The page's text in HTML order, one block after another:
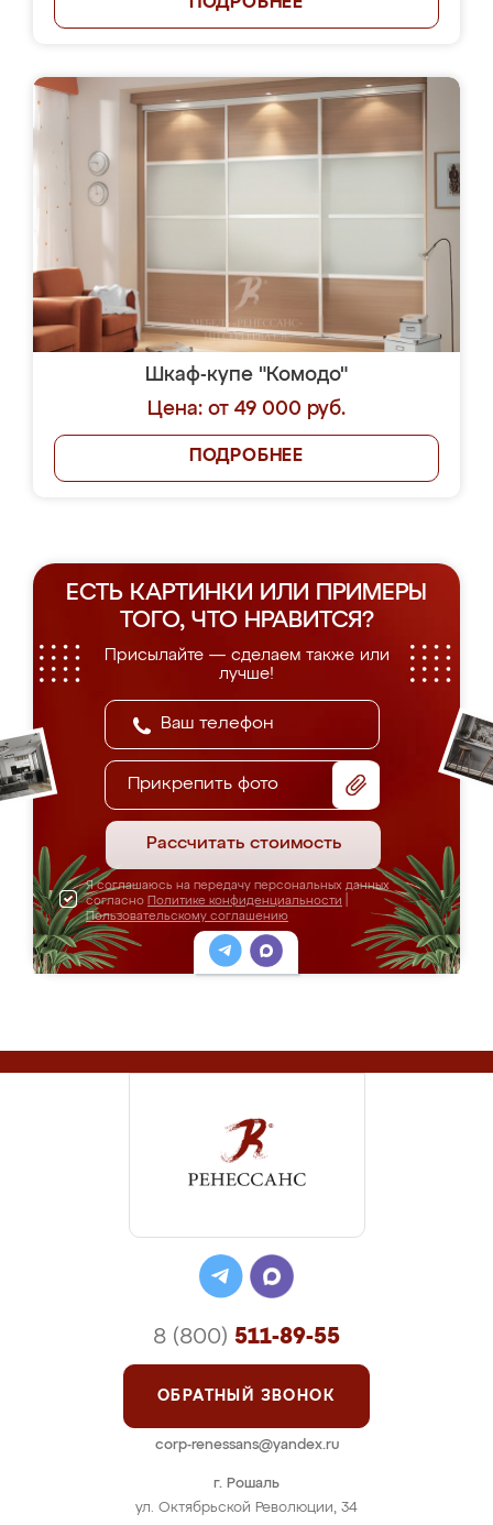
Шкаф-купе "Комодо"
Цена: от 49 000 руб.
ПОДРОБНЕЕ
ЕСТЬ КАРТИНКИ ИЛИ ПРИМЕРЫ
ТОГО, ЧТО НРАВИТСЯ?
Присылайте — сделаем также или
лучше!
Прикрепить фото
Рассчитать стоимость
Я соглашаюсь на передачу персональных данных
согласно Политике конфиденциальности
Пользовательскому соглашению
г. Рошаль
ул. Октябрьской Революции, 34
8 (800) 511-89-55
ОБРАТНЫЙ ЗВОНОК
corp-renessans@yandex.ru